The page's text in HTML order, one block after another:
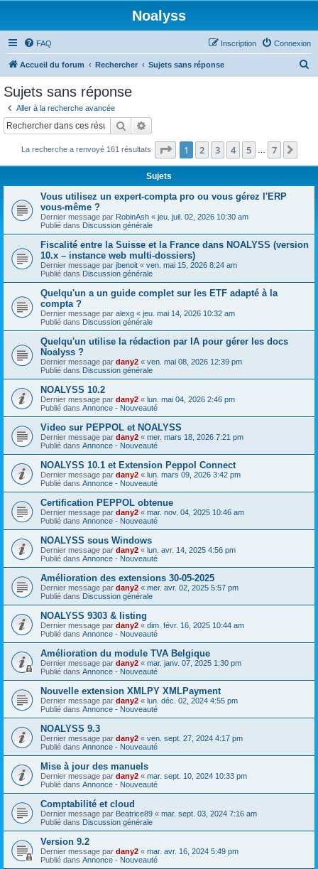
Noalyss
FAQ Connexion
Inscription
Accueil du forum Rechercher Sujets sans réponse
c
Sujets sans réponse
Aller à la recherche avancée
Rechercher
La recherche a renvoyé 161 résultats Page 1sur7
1 2 3 4 5 7
Sujets
Vous utilisez un expert-compta pro ou vous gérez l'ERP
vous-même ?
Dernier message par RobinAsh « jeu. juil. 02, 2026 10:30 am
Publié dans Discussion générale
Fiscalité entre la Suisse et la France dans NOALYSS (version
10.x – instance web multi-dossiers)
Dernier message par jbenoit « ven. mai 15, 2026 8:24 am
Publié dans Discussion générale
Quelqu'un a un guide complet sur les ETF adapté à la
compta ?
Dernier message par alexg « jeu. mai 14, 2026 10:32 am
Publié dans Discussion générale
Quelqu'un utilise la rédaction par IA pour gérer les docs
Noalyss ?
Dernier message par dany2 « ven. mai 08, 2026 12:39 pm
Publié dans Discussion générale
NOALYSS 10.2
Dernier message par dany2 « lun. mai 04, 2026 2:46 pm
Publié dans Annonce - Nouveauté
Video sur PEPPOL et NOALYSS
Dernier message par dany2 « mer. mars 18, 2026 7:21 pm
Publié dans Annonce - Nouveauté
NOALYSS 10.1 et Extension Peppol Connect
Dernier message par dany2 « lun. mars 09, 2026 3:42 pm
Publié dans Annonce - Nouveauté
Certification PEPPOL obtenue
Dernier message par dany2 « mar. nov. 04, 2025 10:46 am
Publié dans Annonce - Nouveauté
NOALYSS sous Windows
Dernier message par dany2 « lun. avr. 14, 2025 4:56 pm
Publié dans Annonce - Nouveauté
Amélioration des extensions 30-05-2025
Dernier message par dany2 « mer. avr. 02, 2025 5:57 pm
Publié dans Discussion générale
NOALYSS 9303 & listing
Dernier message par dany2 « dim. févr. 16, 2025 10:44 am
Publié dans Annonce - Nouveauté
Amélioration du module TVA Belgique
Dernier message par dany2 « mar. janv. 07, 2025 1:30 pm
Publié dans Annonce - Nouveauté
Nouvelle extension XMLPY XMLPayment
Dernier message par dany2 « lun. déc. 02, 2024 4:55 pm
Publié dans Annonce - Nouveauté
NOALYSS 9.3
Dernier message par dany2 « ven. sept. 27, 2024 4:17 pm
Publié dans Annonce - Nouveauté
Mise à jour des manuels
Dernier message par dany2 « mar. sept. 10, 2024 10:33 pm
Publié dans Annonce - Nouveauté
Comptabilité et cloud
Dernier message par Beatrice89 « mar. sept. 03, 2024 7:16 am
Publié dans Discussion générale
Version 9.2
Dernier message par dany2 « mar. avr. 16, 2024 5:49 pm
Publié dans Annonce - Nouveauté